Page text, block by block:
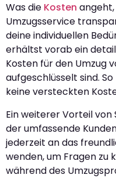
Was die Kosten
Umzugsservice
deine individuellen
erhältst vorab ein
Kosten für den Umzug
aufgeschlüsselt sind.
keine versteckten
Ein weiterer Vorteil von
der umfassende
jederzeit an das
wenden, um Fragen zu
während des